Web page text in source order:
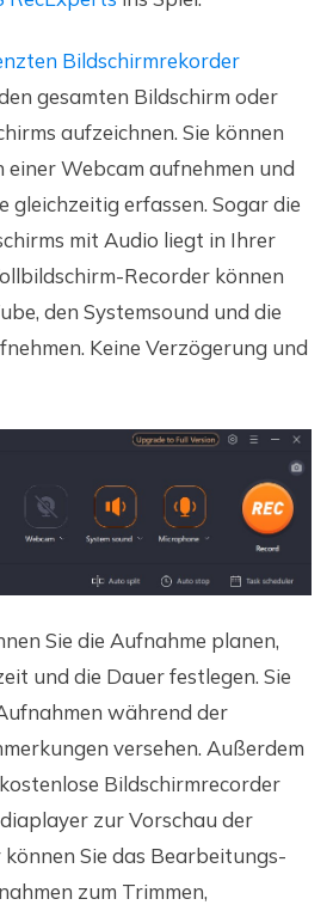
Bildschirmrekorder
gesamten Bildschirm oder
aufzeichnen. Sie können
einer Webcam aufnehmen und
gleichzeitig erfassen. Sogar die
mit Audio liegt in Ihrer
Recorder können
den Systemsound und die
Keine Verzögerung und
Sie die Aufnahme planen,
und die Dauer festlegen. Sie
während der
versehen. Außerdem
Bildschirmrecorder
zur Vorschau der
Sie das Bearbeitungs-
zum Trimmen,